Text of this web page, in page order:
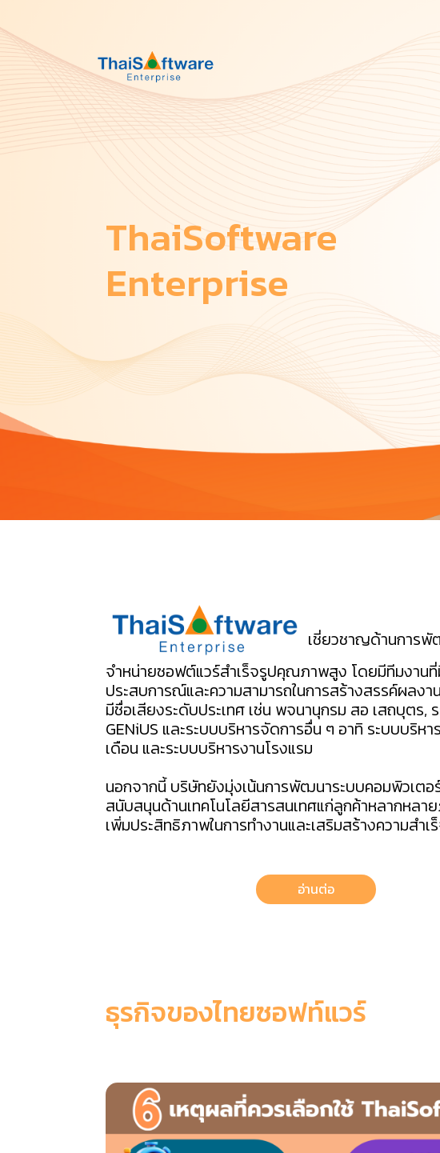
ThaiSoftware
Enterprise
เชี่ยวชาญด้านการพั
จำหน่ายซอฟต์แวร์สำเร็จรูปคุณภาพสูง โดยมีทีมงาน
ประสบการณ์และความสามารถในการสร้างสรรค์ผลง
มีชื่อเสียงระดับประเทศ เช่น พจนานุกรม สอ เสถบุตร,
GENiUS และระบบบริหารจัดการอื่น ๆ อาทิ ระบบบริหา
เดือน และระบบบริหารงานโรงแรม
นอกจากนี้ บริษัทยังมุ่งเน้นการพัฒนาระบบคอมพิวเตอร์
สนับสนุนด้านเทคโนโลยีสารสนเทศแก่ลูกค้าหลากหลา
เพิ่มประสิทธิภาพในการทำงานและเสริมสร้างความสำเ
อ่านต่อ
ธุรกิจของไทยซอฟท์แวร์